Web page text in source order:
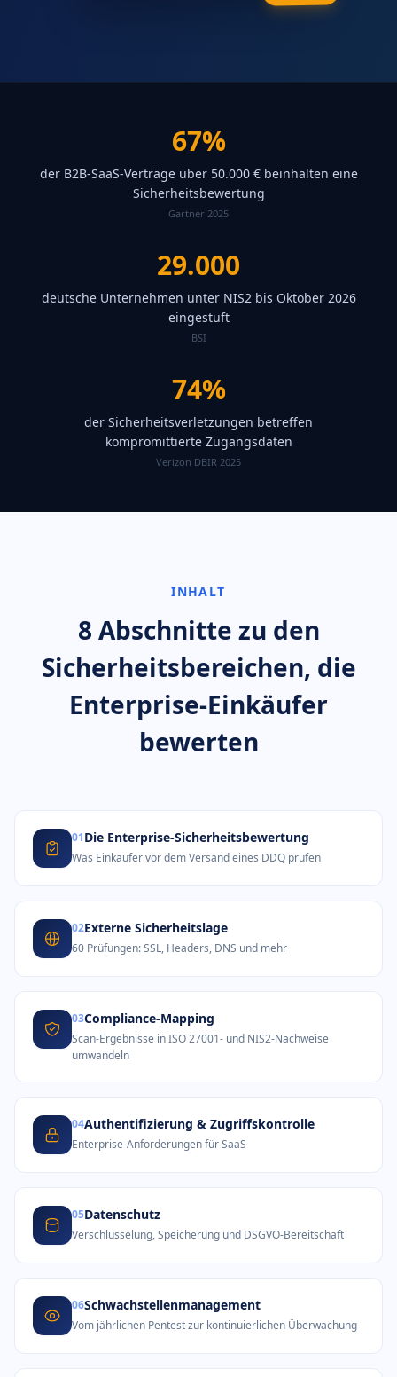
67%
der B2B-SaaS-Verträge über 50.000 € beinhalten eine
Sicherheitsbewertung
Gartner 2025
29.000
deutsche Unternehmen unter NIS2 bis Oktober 2026
eingestuft
BSI
74%
der Sicherheitsverletzungen betreffen
kompromittierte Zugangsdaten
Verizon DBIR 2025
INHALT
8 Abschnitte zu den
Sicherheitsbereichen, die
Enterprise-Einkäufer
bewerten
01Die Enterprise-Sicherheitsbewertung
Was Einkäufer vor dem Versand eines DDQ prüfen
02Externe Sicherheitslage
60 Prüfungen: SSL, Headers, DNS und mehr
03Compliance-Mapping
Scan-Ergebnisse in ISO 27001- und NIS2-Nachweise
umwandeln
04Authentifizierung & Zugriffskontrolle
Enterprise-Anforderungen für SaaS
05Datenschutz
Verschlüsselung, Speicherung und DSGVO-Bereitschaft
06Schwachstellenmanagement
Vom jährlichen Pentest zur kontinuierlichen Überwachung